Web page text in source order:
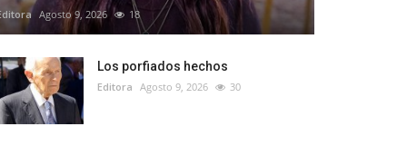
Agosto 9, 2026 18
Los porfiados hechos
Editora Agosto 9, 2026 30